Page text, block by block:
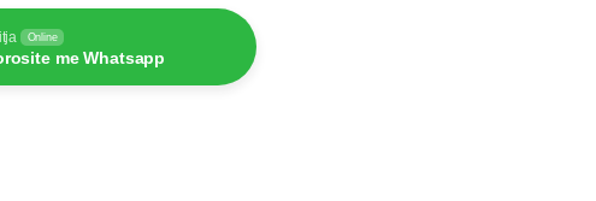
Online
me Whatsapp